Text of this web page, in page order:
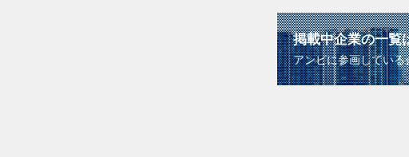
掲載中企業の一覧
アンビに参画してい